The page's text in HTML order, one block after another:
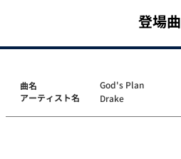
登場曲
曲名
アーティスト名
God's Plan
Drake